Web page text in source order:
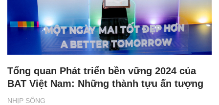
NHỊP SỐNG
Tổng quan Phát triển bền vững 2024 của
BAT Việt Nam: Những thành tựu ấn tượng